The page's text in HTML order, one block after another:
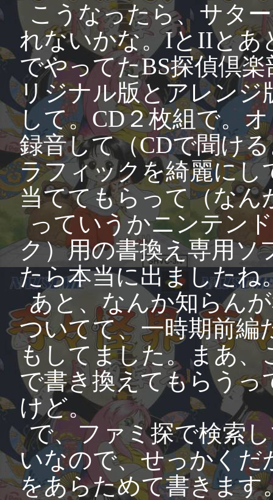
こうなったら、サタ
れないかな。IとIIとあ
でやってたBS探偵倶
リジナル版とアレンジ
して。CD２枚組で。
録音して（CDで聞け
ラフィックを綺麗にし
当ててもらって（なん
っていうかニンテン
ク）用の書換え専用ソ
たら本当に出ましたね
あと、なんか知らん
ついてて、一時期前編
もしてました。まあ
で書き換えてもらう
けど。
で、ファミ探で検索
いなので、せっかくだ
をあらためて書きます